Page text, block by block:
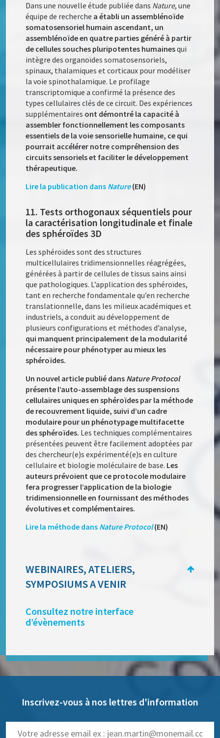
Dans une nouvelle étude publiée dans Nature, une
équipe de recherche a établi un assemblénoïde
somatosensoriel humain ascendant, un
assemblénoïde en quatre parties généré à partir
de cellules souches pluripotentes humainesqui
intègre des organoïdes somatosensoriels,
spinaux, thalamiques et corticaux pour modéliser
la voie spinothalamique. Le profilage
transcriptomique a confirmé la présence des
types cellulaires clés de ce circuit. Des expériences
supplémentaires ont démontré la capacité à
assembler fonctionnellement les composants
essentiels de la voie sensorielle humaine, ce qui
pourrait accélérer notre compréhension des
circuits sensoriels et faciliter le développement
thérapeutique.
Lire la publication dans Nature(EN)
11. Tests orthogonaux séquentiels pour
la caractérisation longitudinale et finale
des sphéroïdes 3D
Les sphéroïdes sont des structures
multicellulaires tridimensionnelles réagrégées,
générées à partir de cellules de tissus sains ainsi
que pathologiques. L’application des sphéroïdes,
tant en recherche fondamentale qu’en recherche
translationnelle, dans les milieux académiques et
industriels, a conduit au développement de
plusieurs configurations et méthodes d’analyse,
qui manquent principalement de la modularité
nécessaire pour phénotyper au mieux les
sphéroïdes.
Un nouvel article publié dans Nature Protocol
présente l’auto-assemblage des suspensions
cellulaires uniques en sphéroïdes par la méthode
de recouvrement liquide, suivi d’un cadre
modulaire pour un phénotypage multifacette
des sphéroïdes. Les techniques complémentaires
présentées peuvent être facilement adoptées par
des chercheur(e)s expérimenté(e)s en culture
cellulaire et biologie moléculaire de base. Les
auteurs prévoient que ce protocole modulaire
fera progresser l’application de la biologie
tridimensionnelle en fournissant des méthodes
évolutives et complémentaires.
Lire la méthode dans Nature Protocol(EN)
WEBINAIRES, ATELIERS,
SYMPOSIUMS A VENIR
Consultez notre interface
d’évènements
Inscrivez-vous à nos lettres d'information